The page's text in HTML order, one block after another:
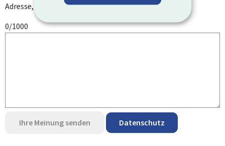
Adresse, Ihren Namen oder Ihre Telefonnummer.
0/1000
Ihre Meinung senden Datenschutz